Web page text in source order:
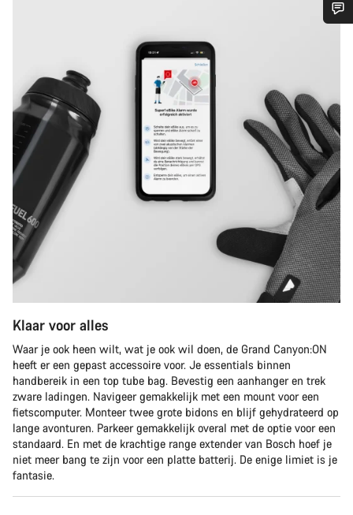
Klaar voor alles
Waar je ook heen wilt, wat je ook wil doen, de Grand Canyon:ON
heeft er een gepast accessoire voor. Je essentials binnen
handbereik in een top tube bag. Bevestig een aanhanger en trek
zware ladingen. Navigeer gemakkelijk met een mount voor een
fietscomputer. Monteer twee grote bidons en blijf gehydrateerd op
lange avonturen. Parkeer gemakkelijk overal met de optie voor een
standaard. En met de krachtige range extender van Bosch hoef je
niet meer bang te zijn voor een platte batterij. De enige limiet is je
fantasie.
Heb je hulp nodig?
Onze deskundige medewerkers helpen je graag bij al je
vragen.
Start Chat
Sluiten